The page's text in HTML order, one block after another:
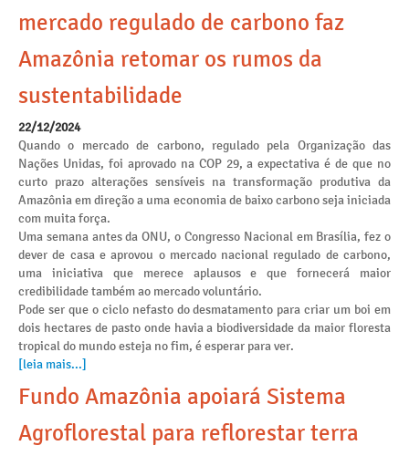
mercado regulado de carbono faz
Amazônia retomar os rumos da
sustentabilidade
22/12/2024
Quando o mercado de carbono, regulado pela Organização das
Nações Unidas, foi aprovado na COP 29, a expectativa é de que no
curto prazo alterações sensíveis na transformação produtiva da
Amazônia em direção a uma economia de baixo carbono seja iniciada
com muita força.
Uma semana antes da ONU, o Congresso Nacional em Brasília, fez o
dever de casa e aprovou o mercado nacional regulado de carbono,
uma iniciativa que merece aplausos e que fornecerá maior
credibilidade também ao mercado voluntário.
Pode ser que o ciclo nefasto do desmatamento para criar um boi em
dois hectares de pasto onde havia a biodiversidade da maior floresta
tropical do mundo esteja no fim, é esperar para ver.
[leia mais...]
Fundo Amazônia apoiará Sistema
Agroflorestal para reflorestar terra